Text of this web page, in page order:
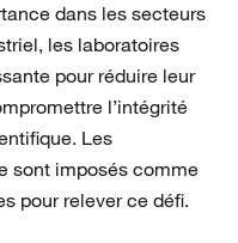
dans les secteurs
les laboratoires
pour réduire leur
l’intégrité
Les
sont imposés comme
pour relever ce défi.